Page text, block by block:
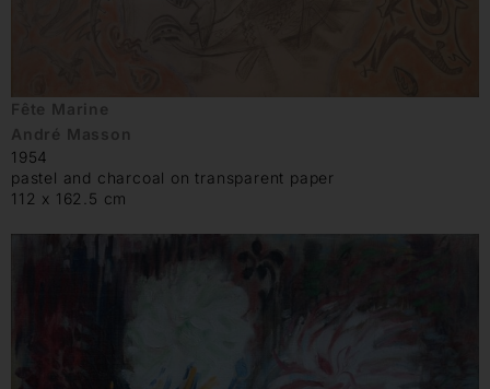
Fête Marine
André Masson
1954
pastel and charcoal on transparent paper
112 x 162.5 cm